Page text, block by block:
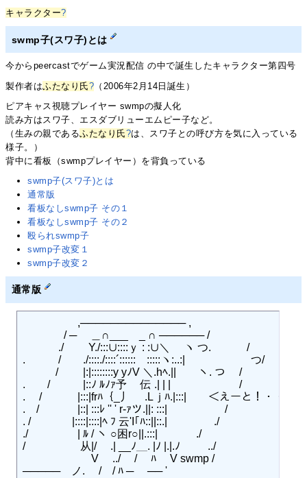
キャラクター?
swmp子(スワ子)とは
今からpeercastでゲーム実況配信 の中で誕生したキャラクター第四号
製作者はふたなり氏? （2006年2月14日誕生）
ピアキャス視聴プレイヤー swmpの擬人化
読み方はスワ子、エスダブリューエムピー子など。
（生みの親であるふたなり氏?は、スワ子との呼び方を気に入っている
様子。）
背中に看板（swmpプレイヤー）を背負っている
swmp子(スワ子)とは
通常版
看板なしswmp子 その１
看板なしswmp子 その２
殴られswmp子
swmp子改変１
swmp子改変２
通常版
,────────────── ,
/ ─　 ＿∩___　_ ∩ ────── /
./ 　　Y./:::∪::::ｙ : :∪＼ 　ヽ つ.　　　 /
.　　　/　　./::::./::::´::::::　:::::ヽ:..:|　　　　　　つ/
/　　 |:|::::::::y yﾉV ＼.hﾍ.||　　ヽ. つ　 /
.　　/　　　|::ﾉ ﾙﾉｧ予　 伝 .| | |　　　　　　 /
.　 /　　　 |:::|frﾊ｛_丿　 .Lｊﾊ.|:::|　　＜えーと！・・・
.　/　　 　 |::| :::ﾚ '' ' r‐ｧツ.||: :::|　　 　　　/
. /　 　 　 |::::|::::|ﾍ ﾌ 云'I｢ﾊ::||::.|　　 　　./
./　　　 　 | ﾙ / ヽ ○困r○||.:::|　 　　 ./
/　　　　　从|/ 　.| __ﾉ＿. |ﾉ |.|.ﾉ　 　 ../
V 　../ 　/　 ﾊ　 V swmp /
─────　ノ.　 /　/ ﾊ ─　 ── '